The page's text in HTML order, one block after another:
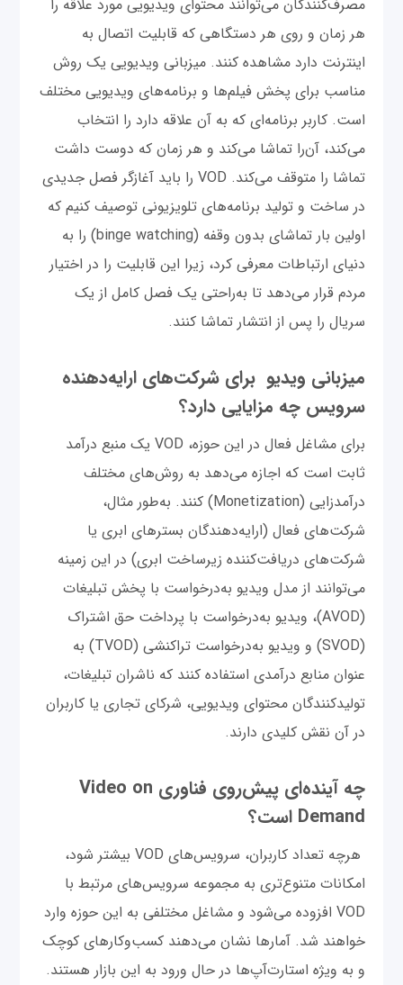
مصرف‌کنندگان می‌توانند محتوای ویدیویی مورد علاقه را
هر زمان و روی هر دستگاهی که قابلیت اتصال به
اینترنت دارد مشاهده کنند. میزبانی ویدیویی یک روش
مناسب برای پخش فیلم‌ها و برنامه‌های ویدیویی مختلف
است. کاربر برنامه‌ای که به آن علاقه دارد را انتخاب
می‌کند، آن‌را تماشا می‌کند و هر زمان که دوست داشت
تماشا را متوقف می‌کند. VOD را باید آغازگر فصل جدیدی
در ساخت و تولید برنامه‌های تلویزیونی توصیف کنیم که
اولین بار تماشای بدون وقفه (binge watching) را به
دنیای ارتباطات معرفی کرد، زیرا این قابلیت را در اختیار
مردم قرار می‌دهد تا به‌راحتی یک فصل کامل از یک
سریال را پس از انتشار تماشا کنند.
میزبانی ویدیو برای شرکت‌های ارایه‌دهنده
سرویس چه مزایایی دارد؟
برای مشاغل فعال در این حوزه، VOD یک منبع درآمد
ثابت است که اجازه می‌دهد به روش‌های مختلف
درآمدزایی (Monetization) کنند. به‌طور مثال،
شرکت‌های فعال (ارایه‌دهندگان بسترهای ابری یا
شرکت‌های دریافت‌کننده زیرساخت ابری) در این زمینه
می‌توانند از مدل ویدیو به‌درخواست با پخش تبلیغات
(AVOD)، ویدیو به‌درخواست با پرداخت حق اشتراک
(SVOD) و ویدیو به‌درخواست تراکنشی (TVOD) به
عنوان منابع درآمدی استفاده کنند که ناشران تبلیغات،
تولیدکنندگان محتوای ویدیویی، شرکای تجاری یا کاربران
در آن نقش کلیدی دارند.
چه آینده‌ای پیش‌روی فناوری Video on
Demand است؟
هرچه تعداد کاربران، سرویس‌های VOD بیشتر شود،
امکانات متنوع‌تری به مجموعه سرویس‌های مرتبط با
VOD افزوده می‌شود و مشاغل مختلفی به این حوزه وارد
خواهند شد. آمارها نشان می‌دهند کسب‌وکارهای کوچک
و به ویژه استارت‌آپ‌ها در حال ورود به این بازار هستند.